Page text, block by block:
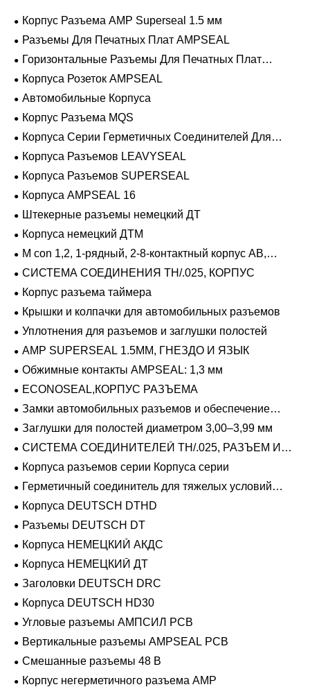
Корпус Разъема AMP Superseal 1.5 мм
Разъемы Для Печатных Плат AMPSEAL
Горизонтальные Разъемы Для Печатных Плат
AMPSEAL
Корпуса Розеток AMPSEAL
Автомобильные Корпуса
Корпус Разъема MQS
Корпуса Серии Герметичных Соединителей Для
Тяжелых Условий Эксплуатации
Корпуса Разъемов LEAVYSEAL
Корпуса Разъемов SUPERSEAL
Корпуса AMPSEAL 16
Штекерные разъемы немецкий ДТ
Корпуса немецкий ДТМ
M con 1,2, 1-рядный, 2-8-контактный корпус AB,
герметичный
СИСТЕМА СОЕДИНЕНИЯ TH/.025, КОРПУС
Корпус разъема таймера
Крышки и колпачки для автомобильных разъемов
Уплотнения для разъемов и заглушки полостей
AMP SUPERSEAL 1.5MM, ГНЕЗДО И ЯЗЫК
Обжимные контакты AMPSEAL: 1,3 мм
ECONOSEAL,КОРПУС РАЗЪЕМА
Замки автомобильных разъемов и обеспечение
положения
Заглушки для полостей диаметром 3,00–3,99 мм
СИСТЕМА СОЕДИНИТЕЛЕЙ TH/.025, РАЗЪЕМ И
ВКЛАДЫШ
Корпуса разъемов серии Корпуса серии
Герметичный соединитель для тяжелых условий
эксплуатации Фиксирующие направляющие серии
Корпуса DEUTSCH DTHD
Разъемы DEUTSCH DT
Корпуса НЕМЕЦКИЙ АКДС
Корпуса НЕМЕЦКИЙ ДТ
Заголовки DEUTSCH DRC
Корпуса DEUTSCH HD30
Угловые разъемы АМПСИЛ PCB
Вертикальные разъемы AMPSEAL PCB
Смешанные разъемы 48 В
Корпус негерметичного разъема AMP